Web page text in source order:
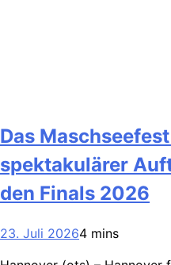
Das
spektakulärer
den Finals 2026
23. Juli 20264 mins